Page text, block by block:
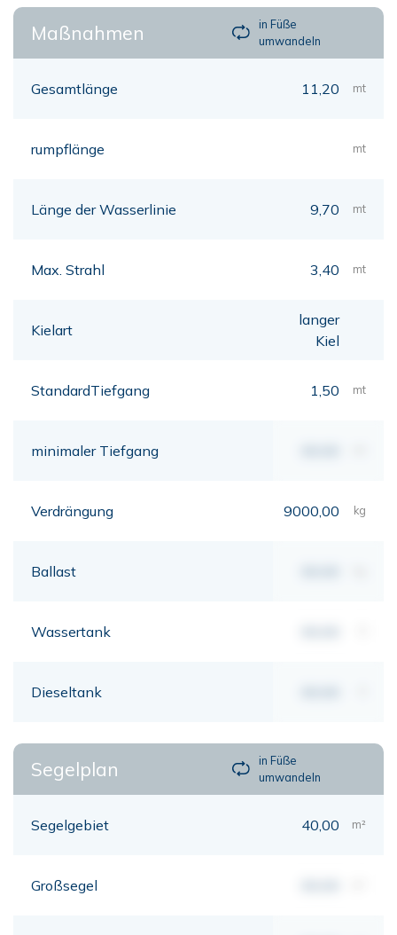
Maßnahmen
in Füße
umwandeln
Gesamtlänge 11,20 mt
rumpflänge mt
Länge der Wasserlinie 9,70 mt
Max. Strahl 3,40 mt
Kielart
langer
Kiel
StandardTiefgang 1,50 mt
minimaler Tiefgang
Verdrängung 9000,00 kg
Ballast
Wassertank
Dieseltank
Segelplan
in Füße
umwandeln
Segelgebiet 40,00 m²
Großsegel